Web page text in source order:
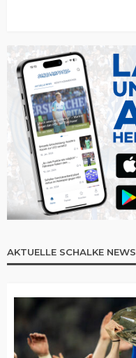
AKTUELLE SCHALKE NEWS